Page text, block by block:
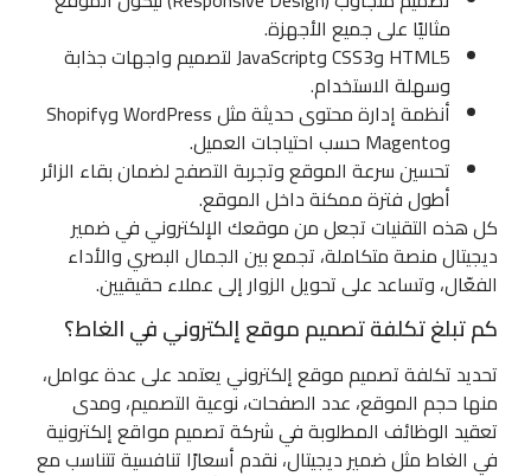
مثاليًا على جميع الأجهزة.
HTML5 وCSS3 وJavaScript لتصميم واجهات جذابة
وسهلة الاستخدام.
أنظمة إدارة محتوى حديثة مثل WordPress وShopify
تحسين سرعة الموقع وتجربة التصفح لضمان بقاء الزائر
أطول فترة ممكنة داخل الموقع.
كل هذه التقنيات تجعل من موقعك الإلكتروني في ضمير
ديجيتال منصة متكاملة، تجمع بين الجمال البصري والأداء
الفعّال، وتساعد على تحويل الزوار إلى عملاء حقيقيين.
كم تبلغ تكلفة تصميم موقع إلكتروني في الغاط؟
تحديد تكلفة تصميم موقع إلكتروني يعتمد على عدة عوامل،
منها حجم الموقع، عدد الصفحات، نوعية التصميم، ومدى
تعقيد الوظائف المطلوبة في شركة تصميم مواقع إلكترونية
في الغاط مثل ضمير ديجيتال، نقدم أسعارًا تنافسية تتناسب مع